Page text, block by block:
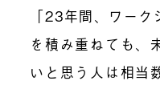
「23年間、ワー
を積み重ねても、
いと思う人は相当